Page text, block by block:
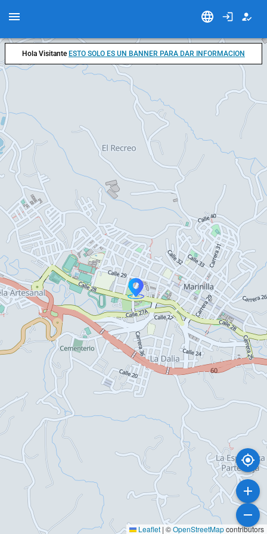
Leaflet | ©OpenStreetMapcontributors
Hola Visitante ESTO SOLO ES UN BANNER PARA DAR INFORMACION